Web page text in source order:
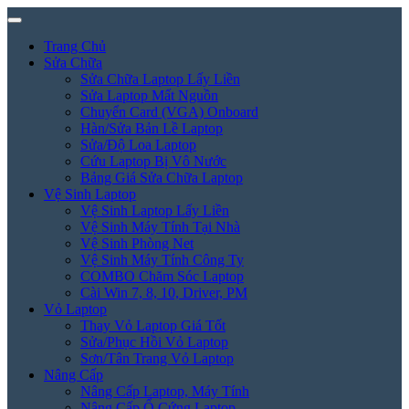
Trang Chủ
Sửa Chữa
Sửa Chữa Laptop Lấy Liền
Sửa Laptop Mất Nguồn
Chuyển Card (VGA) Onboard
Hàn/Sửa Bản Lề Laptop
Sửa/Độ Loa Laptop
Cứu Laptop Bị Vô Nước
Bảng Giá Sửa Chữa Laptop
Vệ Sinh Laptop
Vệ Sinh Laptop Lấy Liền
Vệ Sinh Máy Tính Tại Nhà
Vệ Sinh Phòng Net
Vệ Sinh Máy Tính Công Ty
COMBO Chăm Sóc Laptop
Cài Win 7, 8, 10, Driver, PM
Vỏ Laptop
Thay Vỏ Laptop Giá Tốt
Sửa/Phục Hồi Vỏ Laptop
Sơn/Tân Trang Vỏ Laptop
Nâng Cấp
Nâng Cấp Laptop, Máy Tính